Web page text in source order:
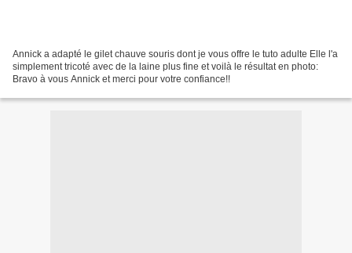
Annick a adapté le gilet chauve souris dont je vous offre le tuto adulte Elle l'a
simplement tricoté avec de la laine plus fine et voilà le résultat en photo:
Bravo à vous Annick et merci pour votre confiance!!